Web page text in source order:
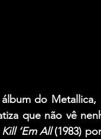
do Metallica,
que não vê
Kill ‘Em All (1983)